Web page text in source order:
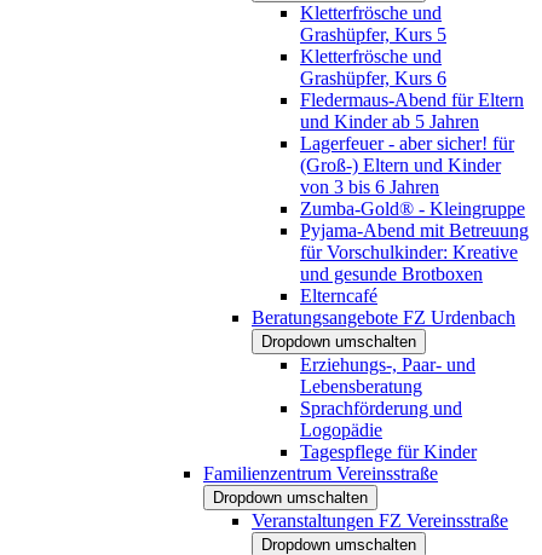
Kletterfrösche und
Grashüpfer, Kurs 5
Kletterfrösche und
Grashüpfer, Kurs 6
Fledermaus-Abend für Eltern
und Kinder ab 5 Jahren
Lagerfeuer - aber sicher! für
(Groß-) Eltern und Kinder
von 3 bis 6 Jahren
Zumba-Gold® - Kleingruppe
Pyjama-Abend mit Betreuung
für Vorschulkinder: Kreative
und gesunde Brotboxen
Elterncafé
Beratungsangebote FZ Urdenbach
Dropdown umschalten
Erziehungs-, Paar- und
Lebensberatung
Sprachförderung und
Logopädie
Tagespflege für Kinder
Familienzentrum Vereinsstraße
Dropdown umschalten
Veranstaltungen FZ Vereinsstraße
Dropdown umschalten